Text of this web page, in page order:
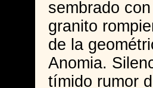
sembrado
granito
de la
Anomia.
tímido rumor